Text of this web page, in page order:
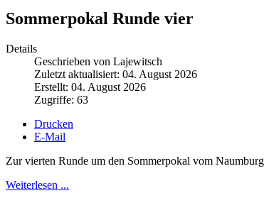
Sommerpokal Runde vier
Details
Geschrieben von Lajewitsch
Zuletzt aktualisiert: 04. August 2026
Erstellt: 04. August 2026
Zugriffe: 63
Drucken
E-Mail
Zur vierten Runde um den Sommerpokal vom
Weiterlesen ...